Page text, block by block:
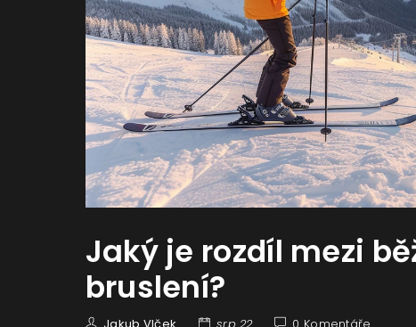
Jaký je rozdíl mezi
bruslení?
Jakub Vlček srp 22 0 Komentáře